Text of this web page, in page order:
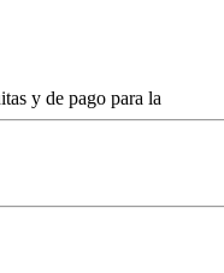
y de pago para la